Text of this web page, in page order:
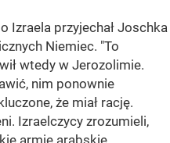
Izraela przyjechał Joschka
Niemiec. "To
wtedy w Jerozolimie.
nim ponownie
że miał rację.
Izraelczycy zrozumieli,